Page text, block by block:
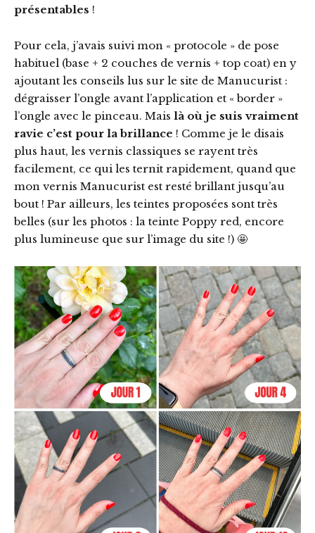
présentables !
Pour cela, j’avais suivi mon « protocole » de pose
habituel (base + 2 couches de vernis + top coat) en y
ajoutant les conseils lus sur le site de Manucurist :
dégraisser l’ongle avant l’application et « border »
l’ongle avec le pinceau. Mais là où je suis vraiment
ravie c’est pour la brillance ! Comme je le disais
plus haut, les vernis classiques se rayent très
facilement, ce qui les ternit rapidement, quand que
mon vernis Manucurist est resté brillant jusqu’au
bout ! Par ailleurs, les teintes proposées sont très
belles (sur les photos : la teinte Poppy red, encore
plus lumineuse que sur l’image du site !) 🤩